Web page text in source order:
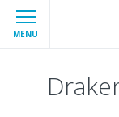
MENU